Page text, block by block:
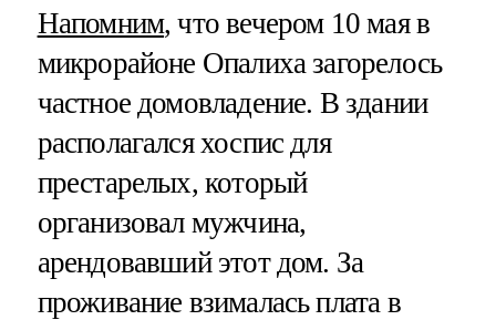
Напомним, что вечером 10 мая в
микрорайоне Опалиха загорелось
частное домовладение. В здании
располагался хоспис для
престарелых, который
организовал мужчина,
арендовавший этот дом. За
проживание взималась плата в